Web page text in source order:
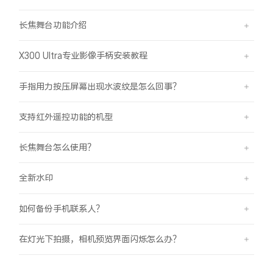
长焦舞台功能介绍
X300 Ultra专业影像手柄安装教程
手指用力按压屏幕出现水波纹是怎么回事？
支持红外遥控功能的机型
长焦舞台怎么使用？
全新水印
如何备份手机联系人？
在灯光下拍摄，相机预览界面闪烁怎么办？